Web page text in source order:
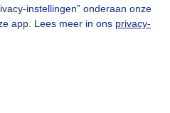
instellingen” onderaan onze
app. Lees meer in ons privacy-